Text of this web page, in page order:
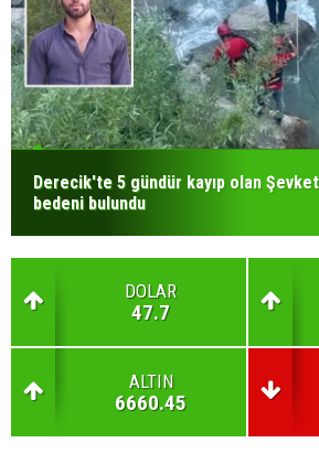
Derecik'te 5 gündür kayıp olan
bedeni bulundu
DOLAR
47.7
ALTIN
6660.45